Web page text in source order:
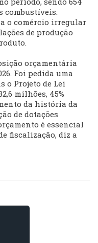
combustíveis.
o comércio irregular
de produção
orçamentária
Foi pedida uma
o Projeto de Lei
milhões, 45%
da história da
de dotações
é essencial
fiscalização, diz a